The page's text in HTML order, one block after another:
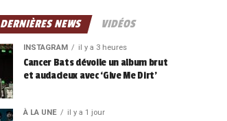
DERNIÈRES NEWS VIDÉOS
INSTAGRAM il y a 3 heures
Cancer Bats dévoile un album brut
et audacieux avec ‘Give Me Dirt’
À LA UNE il y a 1 jour